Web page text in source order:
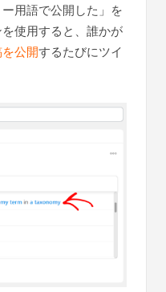
用語で公開した」を
使用すると、誰かが
公開するたびにツイ